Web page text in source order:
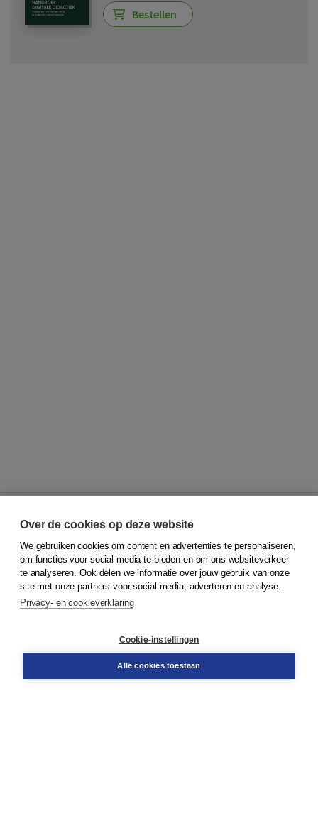
Bestellen
© 2026Koninklijke Boom uitgevers
Klantenservice
Service & informatie
Contact
Over de cookies op deze website
We gebruiken cookies om content en advertenties te personaliseren,
om functies voor social media te bieden en om ons websiteverkeer
te analyseren. Ook delen we informatie over jouw gebruik van onze
site met onze partners voor social media, adverteren en analyse.
Privacy- en cookieverklaring
Cookie-instellingen
Alle cookies toestaan